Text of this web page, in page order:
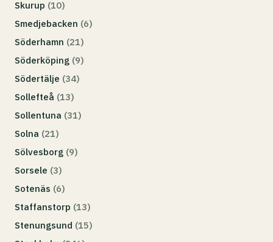
Skurup (10)
Smedjebacken (6)
Söderhamn (21)
Söderköping (9)
Södertälje (34)
Sollefteå (13)
Sollentuna (31)
Solna (21)
Sölvesborg (9)
Sorsele (3)
Sotenäs (6)
Staffanstorp (13)
Stenungsund (15)